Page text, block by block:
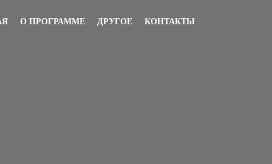
О ПРОГРАММЕ ДРУГОЕ КОНТАКТЫ